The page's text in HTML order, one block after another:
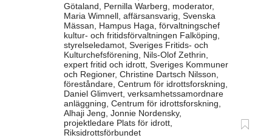
Götaland, Pernilla Warberg, moderator,
Maria Wimnell, affärsansvarig, Svenska
Mässan, Hampus Haga, förvaltningschef
kultur- och fritidsförvaltningen Falköping,
styrelseledamot, Sveriges Fritids- och
Kulturchefsförening, Nils-Olof Zethrin,
expert fritid och idrott, Sveriges Kommuner
och Regioner, Christine Dartsch Nilsson,
föreståndare, Centrum för idrottsforskning,
Daniel Glimvert, verksamhetssamordnare
anläggning, Centrum för idrottsforskning,
Alhaji Jeng, Jonnie Nordensky,
projektledare Plats för idrott,
Riksidrottsförbundet